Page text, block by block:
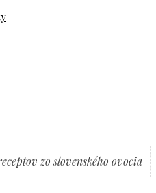
zo slovenského ovocia